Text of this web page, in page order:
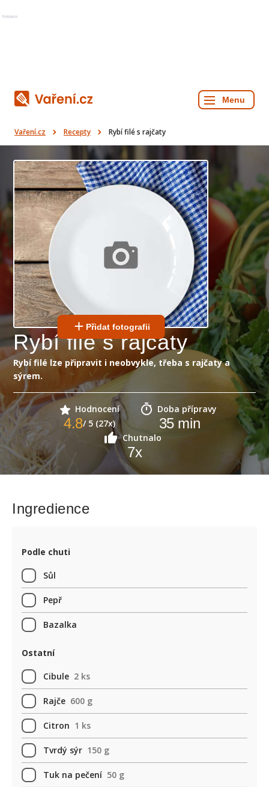
Reklama
Vaření.cz Recepty Rybí filé s rajčaty
Přidat fotografii
Rybí filé s rajčaty
Rybí filé lze připravit i neobvykle, třeba s rajčaty a
sýrem.
Hodnocení
4.8/ 5 (27x)
Doba přípravy
35min
Chutnalo
7x
Ingredience
Podle chuti
Sůl
Pepř
Bazalka
Ostatní
Cibule 2 ks
Rajče 600 g
Citron 1 ks
Tvrdý sýr 150 g
Tuk na pečení 50 g